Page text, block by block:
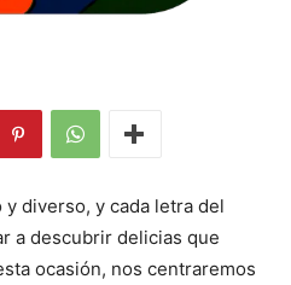
diverso, y cada letra del
a descubrir delicias que
ocasión, nos centraremos